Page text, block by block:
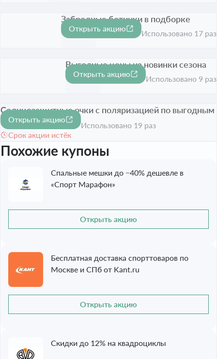
Забродные ботинки в подборке
Срок акции истёк
Открыть акцию
Использовано 17 раз
Выгодные цены на новинки сезона
Срок акции истёк
Открыть акцию
Использовано 9 раз
Солнцезащитные очки с поляризацией по выгодным
ценам на странице
Срок акции истёк
Открыть акцию
Использовано 19 раз
Похожие купоны
Спальные мешки до −40% дешевле в
«Спорт Марафон»
Открыть акцию
Бесплатная доставка спорттоваров по
Москве и СПб от Kant.ru
Открыть акцию
Скидки до 12% на квадроциклы